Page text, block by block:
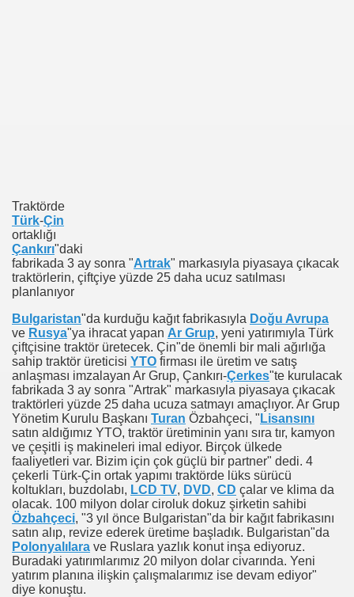
Traktörde
Türk-Çin
ortaklığı
Çankırı"daki
fabrikada 3 ay sonra "Artrak" markasıyla piyasaya çıkacak
traktörlerin, çiftçiye yüzde 25 daha ucuz satılması
planlanıyor
Bulgaristan"da kurduğu kağıt fabrikasıyla Doğu Avrupa
ve Rusya"ya ihracat yapan Ar Grup, yeni yatırımıyla Türk
çiftçisine traktör üretecek. Çin"de önemli bir mali ağırlığa
sahip traktör üreticisi YTO firması ile üretim ve satış
anlaşması imzalayan Ar Grup, Çankırı-Çerkes"te kurulacak
fabrikada 3 ay sonra "Artrak" markasıyla piyasaya çıkacak
traktörleri yüzde 25 daha ucuza satmayı amaçlıyor. Ar Grup
Yönetim Kurulu Başkanı Turan Özbahçeci, " Lisansını
satın aldığımız YTO, traktör üretiminin yanı sıra tır, kamyon
ve çeşitli iş makineleri imal ediyor. Birçok ülkede
faaliyetleri var. Bizim için çok güçlü bir partner" dedi. 4
çekerli Türk-Çin ortak yapımı traktörde lüks sürücü
koltukları, buzdolabı, LCD TV, DVD, CD çalar ve klima da
olacak. 100 milyon dolar ciroluk dokuz şirketin sahibi
Özbahçeci, "3 yıl önce Bulgaristan"da bir kağıt fabrikasını
satın alıp, revize ederek üretime başladık. Bulgaristan"da
Polonyalılara ve Ruslara yazlık konut inşa ediyoruz.
Buradaki yatırımlarımız 20 milyon dolar civarında. Yeni
yatırım planına ilişkin çalışmalarımız ise devam ediyor"
diye konuştu.
İSMAİL TOPKAR